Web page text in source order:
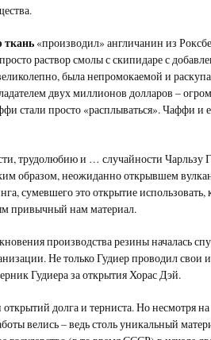
ткань «производил» англичанин из
раствор смолы с скипидаре с
была непромокаемой и
двух миллионов долларов –
стали просто «расплываться». Чаффи
трудолюбию и … случайности Чарльзу
образом, неожиданно открывшем
сумевшего это открытие использовать,
привычный нам материал.
производства резины началась
Не только Гудиер проводил свои
Гудиера за открытия Хорас Дэй.
долга и терниста. Но несмотря
велись – ведь столь уникальный